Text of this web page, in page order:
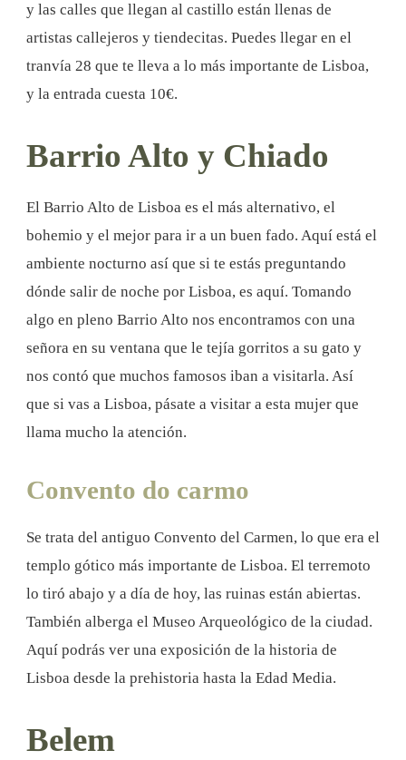
y las calles que llegan al castillo están llenas de
artistas callejeros y tiendecitas. Puedes llegar en el
tranvía 28 que te lleva a lo más importante de Lisboa,
y la entrada cuesta 10€.
Barrio Alto y Chiado
El Barrio Alto de Lisboa es el más alternativo, el
bohemio y el mejor para ir a un buen fado. Aquí está el
ambiente nocturno así que si te estás preguntando
dónde salir de noche por Lisboa, es aquí. Tomando
algo en pleno Barrio Alto nos encontramos con una
señora en su ventana que le tejía gorritos a su gato y
nos contó que muchos famosos iban a visitarla. Así
que si vas a Lisboa, pásate a visitar a esta mujer que
llama mucho la atención.
Convento do carmo
Se trata del antiguo Convento del Carmen, lo que era el
templo gótico más importante de Lisboa. El terremoto
lo tiró abajo y a día de hoy, las ruinas están abiertas.
También alberga el Museo Arqueológico de la ciudad.
Aquí podrás ver una exposición de la historia de
Lisboa desde la prehistoria hasta la Edad Media.
Belem